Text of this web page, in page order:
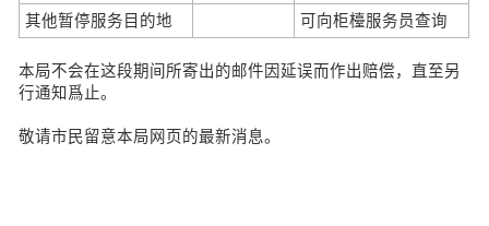
其他暂停服务目的地
可向柜檯服务员查询
本局不会在这段期间所寄出的邮件因延误而作出赔偿，直至另
行通知爲止。
敬请市民留意本局网页的最新消息。